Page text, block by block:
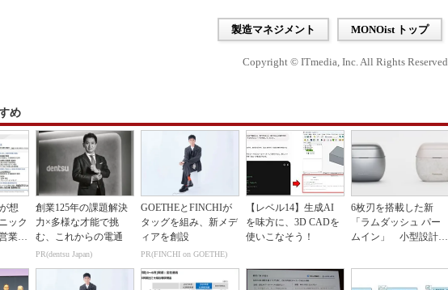
製造マネジメント MONOist トップ
Copyright © ITmedia, Inc. All Rights Reserved.
め
想
ック
業利
創業125年の課題解決
力×多様な才能で挑
む、これからの電通
PR(dentsu Japan)
GOETHEとFINCHIが
タッグを組み、新メデ
ィアを創設
PR(FINCHI on GOETHE)
【レベル14】生成AI
を味方に、3D CADを
使いこなそう！
6枚刃を搭載した新
「ラムダッシュ パー
ムイン」 小型設計と